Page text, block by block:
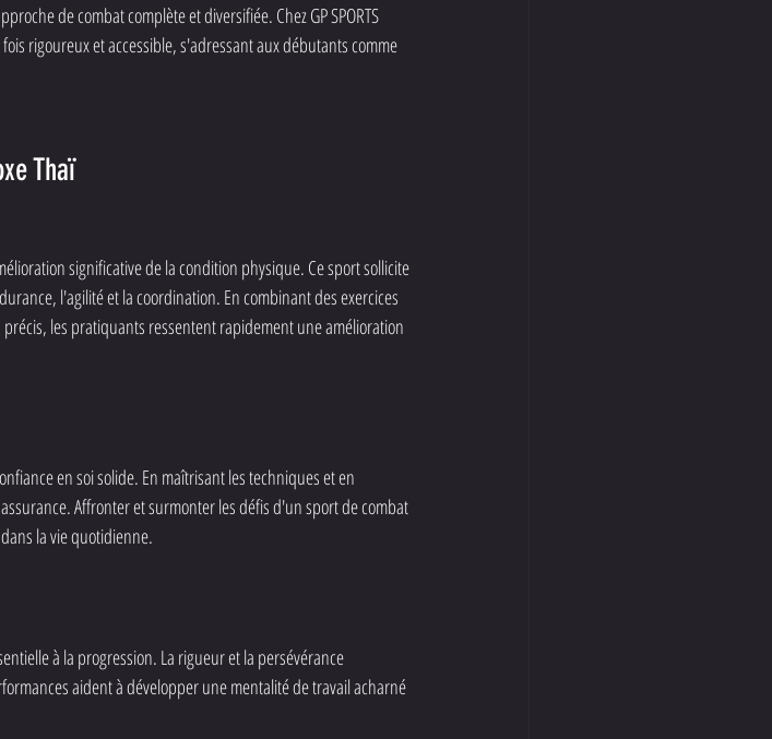
de combat complète et diversifiée. Chez GP SPORTS
rigoureux et accessible, s'adressant aux débutants comme
Thaï
significative de la condition physique. Ce sport sollicite
l'agilité et la coordination. En combinant des exercices
les pratiquants ressentent rapidement une amélioration
en soi solide. En maîtrisant les techniques et en
Affronter et surmonter les défis d'un sport de combat
la vie quotidienne.
à la progression. La rigueur et la persévérance
aident à développer une mentalité de travail acharné